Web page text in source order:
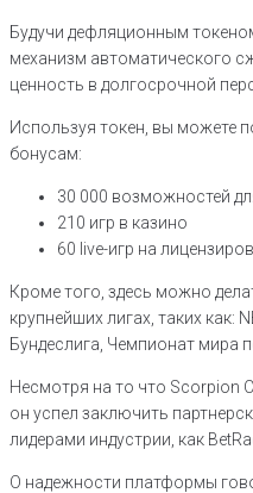
Будучи дефляционным
механизм автоматического
ценность в долгосрочной
Используя токен, вы можете
бонусам:
30 000 возможностей
210 игр в казино
60 live-игр на
Кроме того, здесь можно
крупнейших лигах, таких как:
Бундеслига, Чемпионат мира
Несмотря на то что Scorpion
он успел заключить
лидерами индустрии, как
О надежности платформы